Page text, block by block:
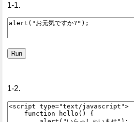
1-1.
1-2.